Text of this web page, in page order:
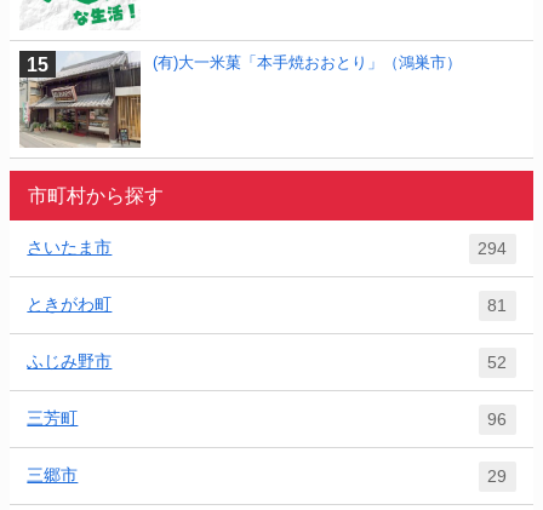
(有)大一米菓「本手焼おおとり」（鴻巣市）
市町村から探す
さいたま市 294
ときがわ町 81
ふじみ野市 52
三芳町 96
三郷市 29